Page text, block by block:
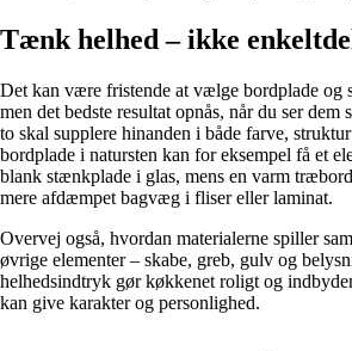
Tænk helhed – ikke
Det kan være fristende at vælge bordplade og
men det bedste resultat opnås, når du ser dem
to skal supplere hinanden i både farve,
bordplade i natursten kan for eksempel få et
blank stænkplade i glas, mens en varm
mere afdæmpet bagvæg i fliser eller laminat.
Overvej også, hvordan materialerne spiller
øvrige elementer – skabe, greb, gulv og
helhedsindtryk gør køkkenet roligt og
kan give karakter og personlighed.